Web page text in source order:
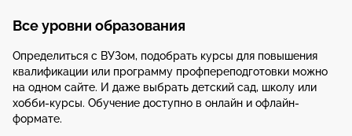
Все уровни образования
Определиться с ВУЗом, подобрать курсы для повышения
квалификации или программу профпереподготовки можно
на одном сайте. И даже выбрать детский сад, школу или
хобби-курсы. Обучение доступно в онлайн и офлайн-
формате.